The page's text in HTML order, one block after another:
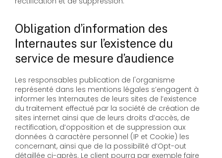
Obligation d’information des
Internautes sur l’existence du
service de mesure d’audience
Les responsables publication de l'organisme
représenté dans les mentions légales s’engagent à
informer les Internautes de leurs sites de l’existence
du traitement effectué par la société de création de
sites internet ainsi que de leurs droits d’accès, de
rectification, d’opposition et de suppression aux
données à caractère personnel (IP et Cookie) les
concernant, ainsi que de la possibilité d’Opt-out
détaillée ci-après. Le client pourra par exemple faire